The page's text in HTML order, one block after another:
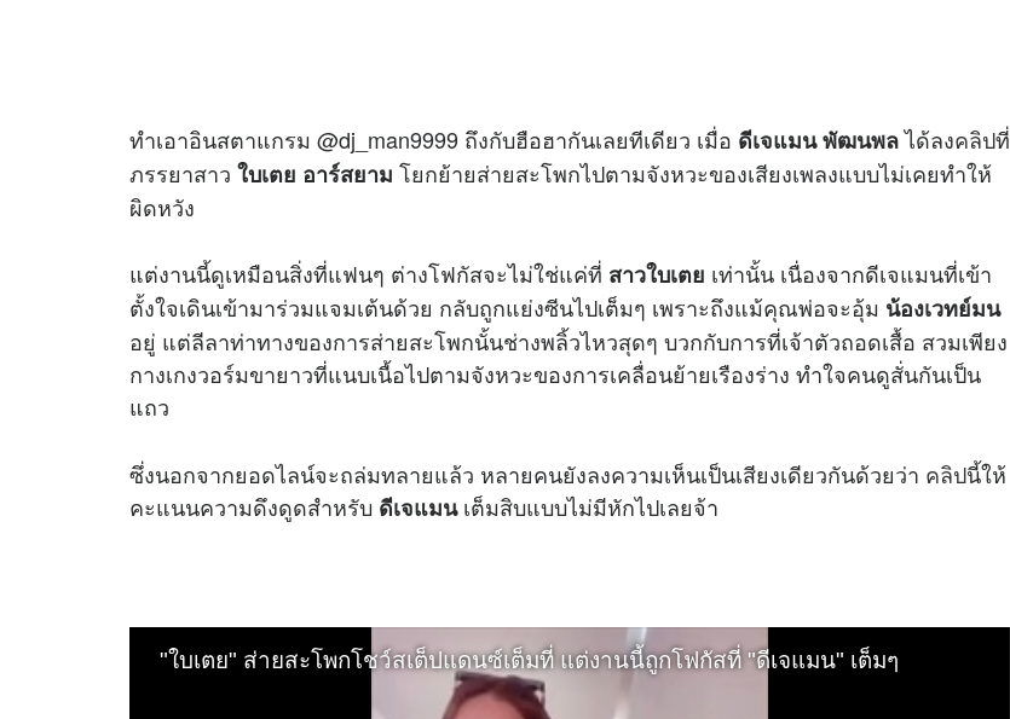
ทำเอาอินสตาแกรม @dj_man9999 ถึงกับฮือฮากันเลยทีเดียว เมื่อ ดีเจแมน พัฒนพลได้ลงคลิปที่
ภรรยาสาว ใบเตย อาร์สยาม โยกย้ายส่ายสะโพกไปตามจังหวะของเสียงเพลงแบบไม่เคยทำให้
ผิดหวัง
แต่งานนี้ดูเหมือนสิ่งที่แฟนๆ ต่างโฟกัสจะไม่ใช่แค่ที่ สาวใบเตย เท่านั้น เนื่องจากดีเจแมนที่เข้า
ตั้งใจเดินเข้ามาร่วมแจมเต้นด้วย กลับถูกแย่งซีนไปเต็มๆ เพราะถึงแม้คุณพ่อจะอุ้ม น้องเวทย์มน
อยู่ แต่ลีลาท่าทางของการส่ายสะโพกนั้นช่างพลิ้วไหวสุดๆ บวกกับการที่เจ้าตัวถอดเสื้อ สวมเพียง
กางเกงวอร์มขายาวที่แนบเนื้อไปตามจังหวะของการเคลื่อนย้ายเรืองร่าง ทำใจคนดูสั่นกันเป็น
แถว
ซึ่งนอกจากยอดไลน์จะถล่มทลายแล้ว หลายคนยังลงความเห็นเป็นเสียงเดียวกันด้วยว่า คลิปนี้ให้
คะแนนความดึงดูดสำหรับ ดีเจแมนเต็มสิบแบบไม่มีหักไปเลยจ้า